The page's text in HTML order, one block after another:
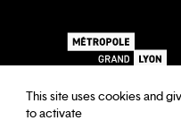
This site uses cookies and
to activate